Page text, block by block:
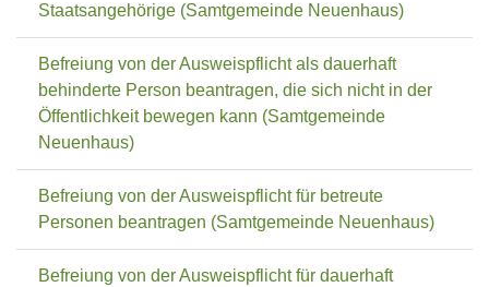
Staatsangehörige (Samtgemeinde Neuenhaus)
Befreiung von der Ausweispflicht als dauerhaft
behinderte Person beantragen, die sich nicht in der
Öffentlichkeit bewegen kann (Samtgemeinde
Neuenhaus)
Befreiung von der Ausweispflicht für betreute
Personen beantragen (Samtgemeinde Neuenhaus)
Befreiung von der Ausweispflicht für dauerhaft